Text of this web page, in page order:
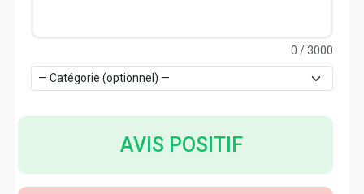
0 / 3000
AVIS POSITIF